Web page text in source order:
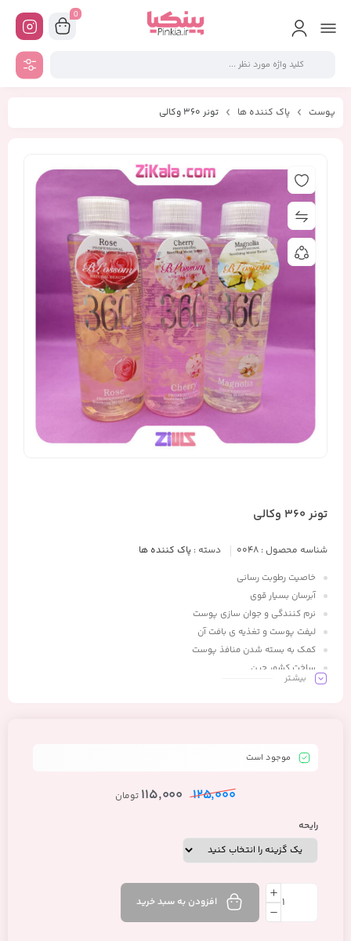
0
پوست پاک کننده ها تونر 360 وکالی
تونر 360 وکالی
شناسه محصول : 0048 دسته : پاک کننده ها
خاصیت رطوبت رسانی
آبرسان بسیار قوی
نرم کنندگی و جوان سازی پوست
لیفت پوست و تغذیه ی بافت آن
کمک به بسته شدن منافذ پوست
ساخت کشور چین
100% اورجینال
بیشـتر
موجود است
125,000
115,000 تومان
رایحه
افزودن به سبد خرید